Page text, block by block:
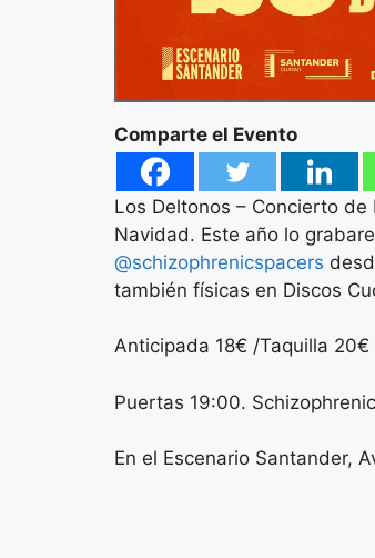
Comparte el Evento
Los Deltonos – Concierto
Navidad. Este año lo
@schizophrenicspacers
también físicas en Discos
Anticipada 18€ /Taquilla 20€
Puertas 19:00.
En el Escenario Santander,